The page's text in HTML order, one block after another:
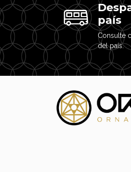
país
Consulte
del país.